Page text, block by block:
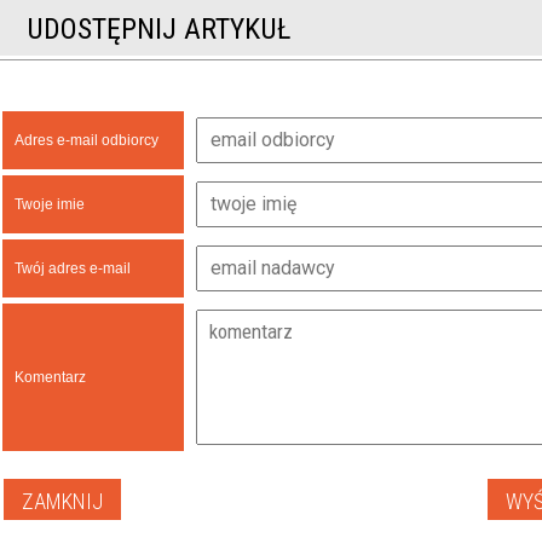
UDOSTĘPNIJ ARTYKUŁ
Adres e-mail odbiorcy
Twoje imie
Twój adres e-mail
Komentarz